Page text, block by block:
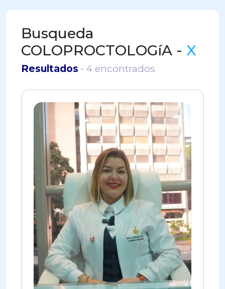
Busqueda
COLOPROCTOLOGíA - X
Resultados • 4 encontrados